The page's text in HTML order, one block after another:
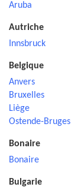
Aruba
Autriche
Innsbruck
Belgique
Anvers
Bruxelles
Liège
Ostende-Bruges
Bonaire
Bonaire
Bulgarie